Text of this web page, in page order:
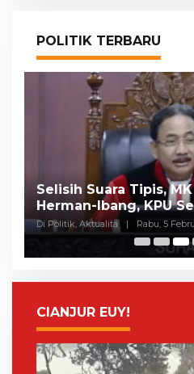
POLITIK TERBARU
Selisih Suara Tipis,
Herman-Ibang, KPU
Wahyu-Ramzi
Di Politik, Aktualita | Rabu, 5
CIANJUR EUY!